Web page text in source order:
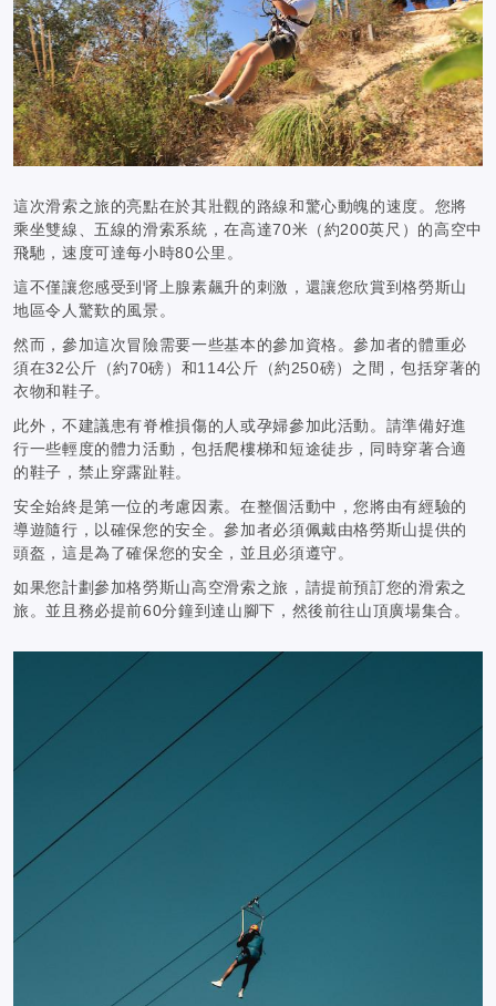
這次滑索之旅的亮點在於其壯觀的路線和驚心動魄的速度。您將
乘坐雙線、五線的滑索系統，在高達70米（約200英尺）的高空中
飛馳，速度可達每小時80公里。
這不僅讓您感受到肾上腺素飆升的刺激，還讓您欣賞到格勞斯山
地區令人驚歎的風景。
然而，參加這次冒險需要一些基本的參加資格。參加者的體重必
須在32公斤（約70磅）和114公斤（約250磅）之間，包括穿著的
衣物和鞋子。
此外，不建議患有脊椎損傷的人或孕婦參加此活動。請準備好進
行一些輕度的體力活動，包括爬樓梯和短途徒步，同時穿著合適
的鞋子，禁止穿露趾鞋。
安全始終是第一位的考慮因素。在整個活動中，您將由有經驗的
導遊隨行，以確保您的安全。參加者必須佩戴由格勞斯山提供的
頭盔，這是為了確保您的安全，並且必須遵守。
如果您計劃參加格勞斯山高空滑索之旅，請提前預訂您的滑索之
旅。並且務必提前60分鐘到達山腳下，然後前往山頂廣場集合。